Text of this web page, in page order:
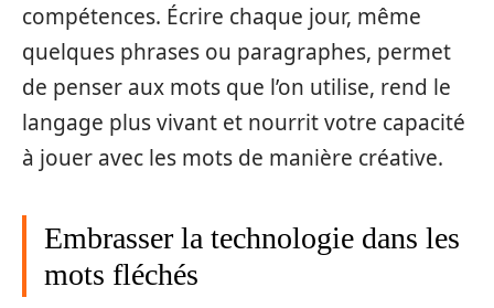
compétences. Écrire chaque jour, même
quelques phrases ou paragraphes, permet
de penser aux mots que l’on utilise, rend le
langage plus vivant et nourrit votre capacité
à jouer avec les mots de manière créative.
Embrasser la technologie dans les
mots fléchés